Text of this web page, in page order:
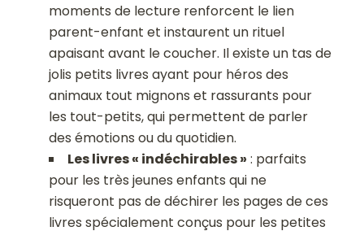
moments de lecture renforcent le lien
parent-enfant et instaurent un rituel
apaisant avant le coucher. Il existe un tas de
jolis petits livres ayant pour héros des
animaux tout mignons et rassurants pour
les tout-petits, qui permettent de parler
des émotions ou du quotidien.
Les livres « indéchirables » : parfaits
pour les très jeunes enfants qui ne
risqueront pas de déchirer les pages de ces
livres spécialement conçus pour les petites